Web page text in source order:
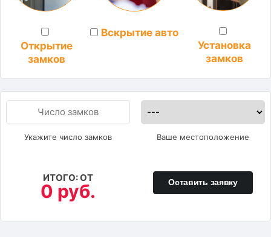
Открытие
замков
Вскрытие авто
Установка
замков
Укажите число замков Ваше местоположение
ИТОГО: ОТ
0 руб. Оставить заявку